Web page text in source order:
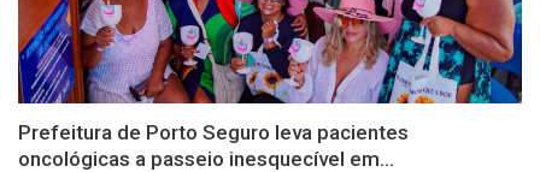
Prefeitura de Porto Seguro leva pacientes
oncológicas a passeio inesquecível em…